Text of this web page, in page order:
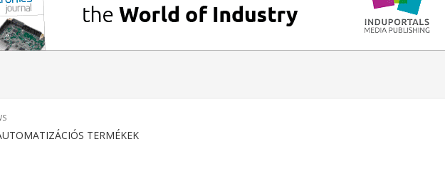
TERMÉKEK